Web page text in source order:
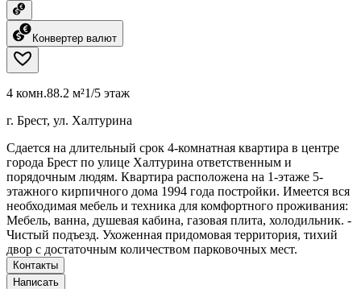
Конвертер валют
4 комн.88.2 м²1/5 этаж
г. Брест, ул. Халтурина
Сдается на длительный срок 4-комнатная квартира в центре
города Брест по улице Халтурина ответственным и
порядочным людям. Квартира расположена на 1-этаже 5-
этажного кирпичного дома 1994 года постройки. Имеется вся
необходимая мебель и техника для комфортного проживания:
Мебель, ванна, душевая кабина, газовая плита, холодильник. -
Чистый подъезд. Ухоженная придомовая территория, тихий
двор с достаточным количеством парковочных мест.
Контакты
Написать